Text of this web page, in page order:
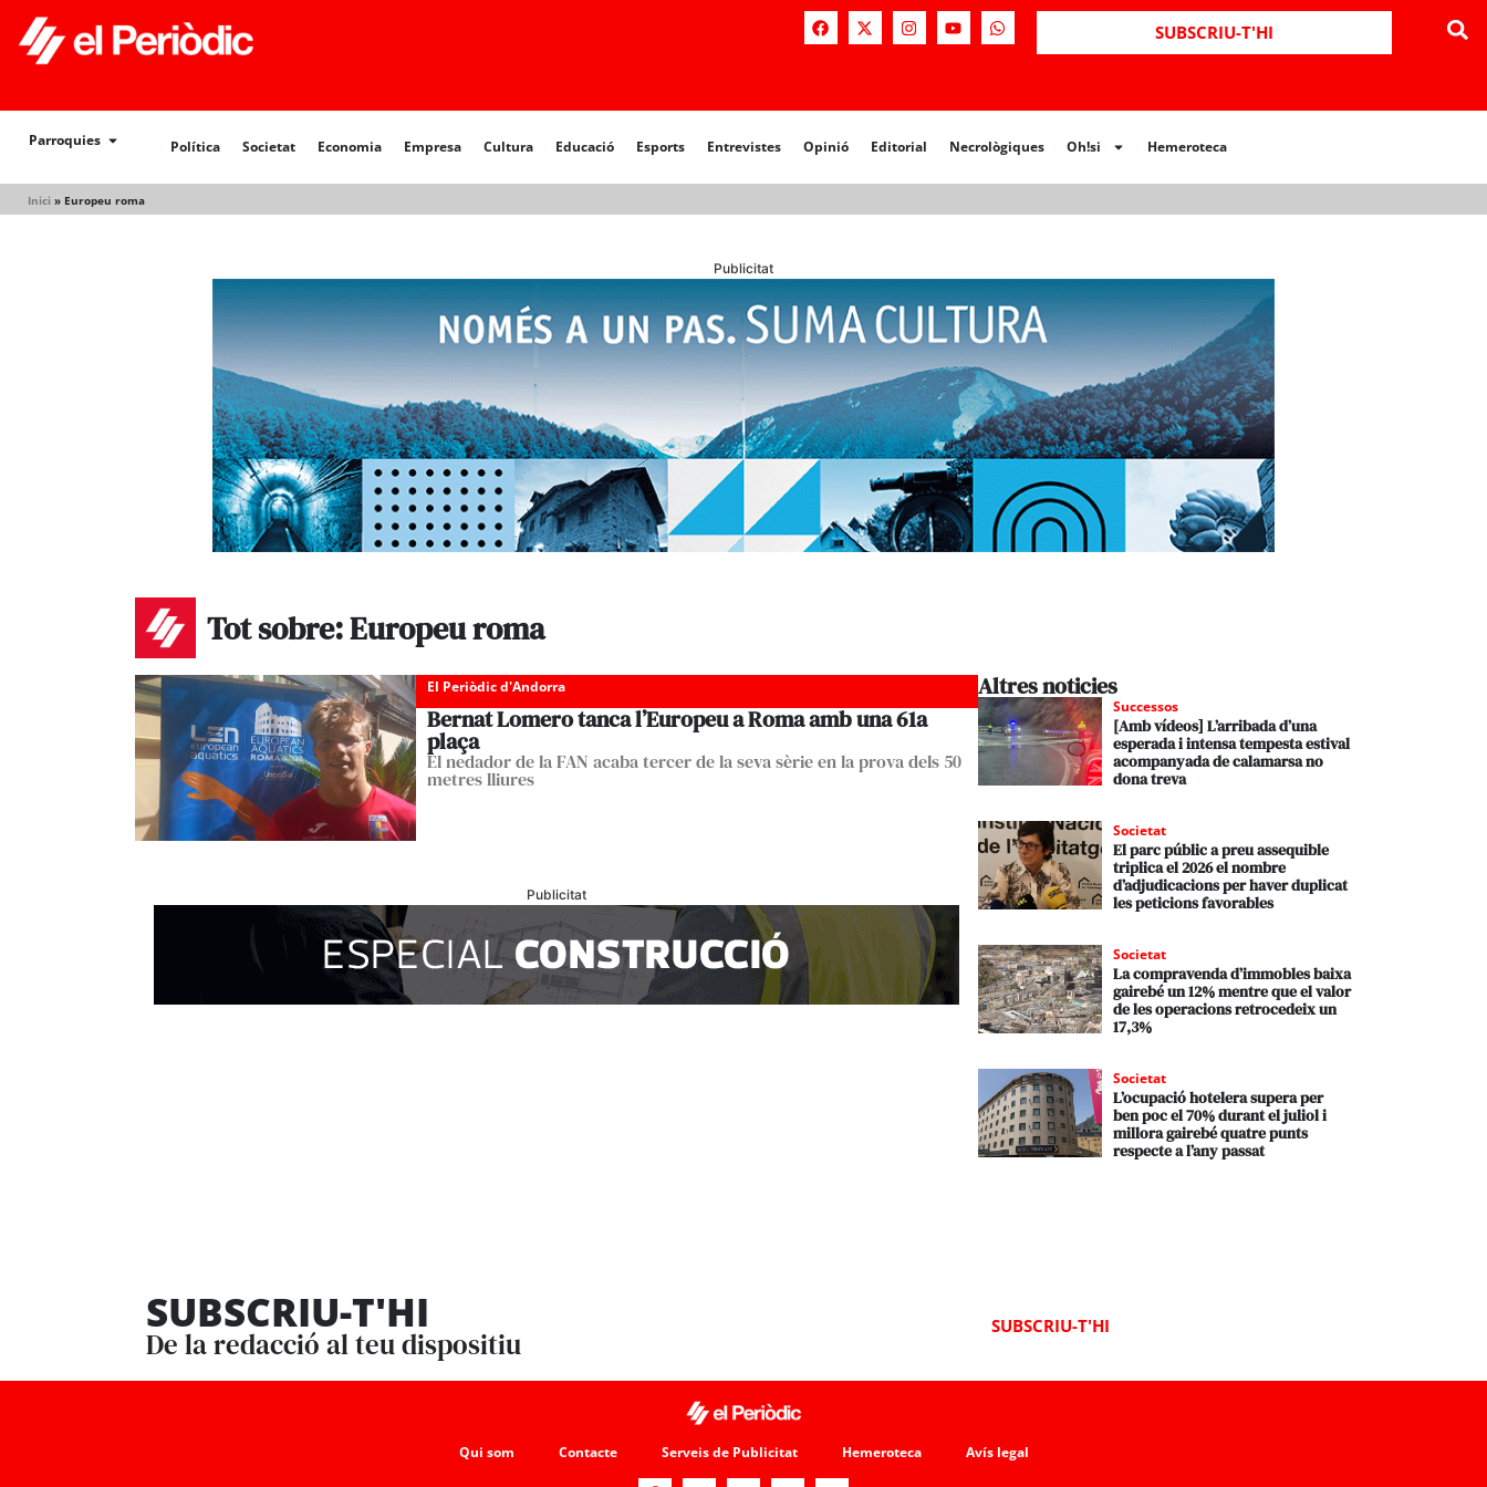
SUBSCRIU-T'HI
Parroquies Política Societat Economia Empresa Cultura Educació Esports Entrevistes Opinió Editorial Necrològiques Oh!si Hemeroteca
Inici » Europeu roma
Política Societat Opinió Editorial Necrològiques Hemeroteca
Publicitat
Tot sobre: Europeu roma
El Periòdic d'Andorra
Bernat Lomero tanca l’Europeu a Roma amb una 61a
plaça
El nedador de la FAN acaba tercer de la seva sèrie en la prova dels 50
metres lliures
Publicitat
Altres noticies
Successos
[Amb vídeos] L’arribada d’una
esperada i intensa tempesta estival
acompanyada de calamarsa no
dona treva
Societat
El parc públic a preu assequible
triplica el 2026 el nombre
d’adjudicacions per haver duplicat
les peticions favorables
Societat
La compravenda d’immobles baixa
gairebé un 12% mentre que el valor
de les operacions retrocedeix un
17,3%
Societat
L’ocupació hotelera supera per
ben poc el 70% durant el juliol i
millora gairebé quatre punts
respecte a l’any passat
SUBSCRIU-T'HI
De la redacció al teu dispositiu
SUBSCRIU-T'HI
Qui som Contacte Serveis de Publicitat Hemeroteca Avís legal